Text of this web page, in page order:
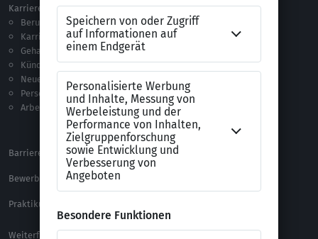
Karriere
Berufseinstieg
Karriere machen
Gehalt
Kündigung
Neue Arbeitswelt
Personalführung
Arbeitsrecht
Vorlagen & Tests
Anschreiben-Vorlagen
Lebenslauf-Vorlagen
Checklisten
Testverfahren
Alle Word-Dateien
Alle Downloads
Barrierefreiheitserklärung
XING Impressum
Bewerbungs-FAQ
Praktikum Online Marketing
Weiterführende Links